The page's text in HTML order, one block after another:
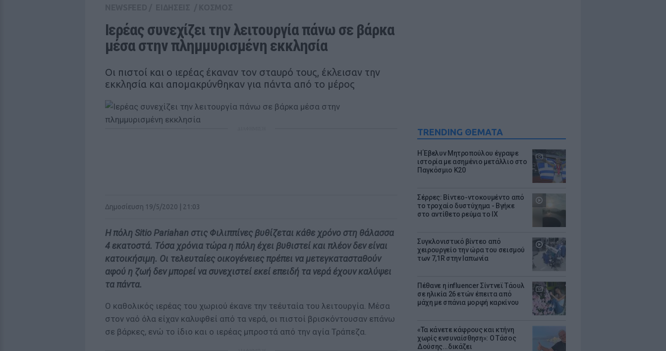
TRENDING ΘΕΜΑΤΑ
Η Έβελυν Μητροπούλου έγραψε
ιστορία με ασημένιο μετάλλιο στο
Παγκόσμιο Κ20
Σέρρες: Βίντεο-ντοκουμέντο από
το τροχαίο δυστύχημα - Βγήκε
στο αντίθετο ρεύμα το ΙΧ
Συγκλονιστικό βίντεο από
χειρουργείο την ώρα του σεισμού
των 7,1R στην Ιαπωνία
Πέθανε η influencer Σίντνεϊ Τάουλ
σε ηλικία 26 ετών έπειτα από
μάχη με σπάνια μορφή καρκίνου
«Τα κάνετε κάφρους και κτήνη
χωρίς ενσυναίσθηση»: Ο Τάσος
Δούσης...δικάζει
Ιερέας συνεχίζει την λειτουργία πάνω σε βάρκα
μέσα στην πλημμυρισμένη εκκλησία
Οι πιστοί και ο ιερέας έκαναν τον σταυρό τους, έκλεισαν την
εκκλησία και απομακρύνθηκαν για πάντα από το μέρος
Δημοσίευση 19/5/2020 | 21:03
Η πόλη Sitio Pariahan στις Φιλιππίνες βυθίζεται κάθε χρόνο στη θάλασσα
4 εκατοστά. Τόσα χρόνια τώρα η πόλη έχει βυθιστεί και πλέον δεν είναι
κατοικήσιμη. Οι τελευταίες οικογένειες πρέπει να μετεγκατασταθούν
αφού η ζωή δεν μπορεί να συνεχιστεί εκεί επειδή τα νερά έχουν καλύψει
τα πάντα.
Ο καθολικός ιερέας του χωριού έκανε την τεέυταία του λειτουργία. Μέσα
στον ναό όλα είχαν καλυφθεί από τα νερά, οι πιστοί βρισκόντουσαν επάνω
σε βάρκες, ενώ το ίδιο και ο ιερέας μπροστά από την αγία Τράπεζα.